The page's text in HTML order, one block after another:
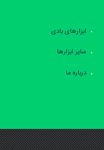
ابزارهای بادی
سایر ابزارها
درباره ما